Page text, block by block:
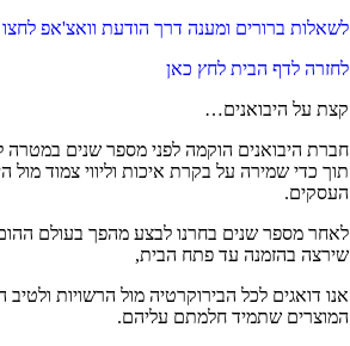
לשאלות ברורים ומענה דרך הודעת וואצ'אפ
לחזרה לדף הבית לחץ כאן
קצת על היבואנים…
חברת היבואנים הוקמה לפני מספר שנים במטרה
תוך כדי שמירה על בקרת איכות וליווי צמוד
העסקים.
לאחר מספר שנים בחרנו לבצע מהפך בעולם
שירצה בהזמנה עד פתח הבית,
אנו דואגים לכל הבירוקרטיה מול הרשויות
המוצרים שתמיד חלמתם עליהם.